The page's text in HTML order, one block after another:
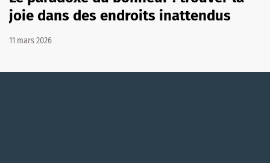
joie dans des endroits inattendus
11 mars 2026